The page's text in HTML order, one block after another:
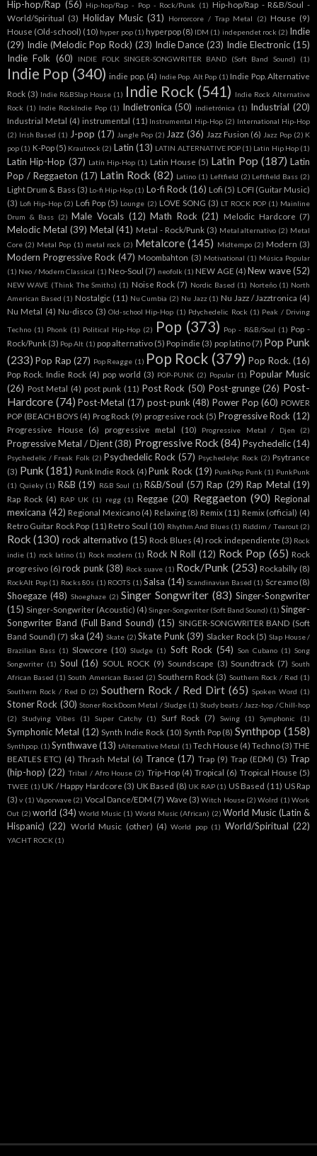
Hip-hop/Rap (56) Hip-hop/Rap - Pop - Rock/Punk (1) Hip-hop/Rap - R&B/Soul -
World/Spiritual (3) Holiday Music (31) Horrorcore / Trap Metal (2) House (9)
House (Old-school) (10) hyper pop (1) hyperpop (8) IDM (1) independet rock (2) Indie
(29) Indie (Melodic Pop Rock) (23) Indie Dance (23) Indie Electronic (15)
Indie Folk (60) INDIE FOLK SINGER-SONGWRITER BAND (Soft Band Sound) (1)
Indie Pop (340) indie pop. (4) Indie Pop. Alt Pop (1) Indie Pop. Alternative
Rock (3) Indie R&BSlap House (1) Indie Rock (541) Indie Rock Alternative
Rock (1) Indie RockIndie Pop (1) Indietronica (50) indietrónica (1) Industrial (20)
Industrial Metal (4) instrumental (11) Instrumental Hip-Hop (2) International Hip-Hop
(2) Irish Based (1) J-pop (17) Jangle Pop (2) Jazz (36) Jazz Fusion (6) Jazz Pop (2) K
pop (1) K-Pop (5) Krautrock (2) Latin (13) LATIN ALTERNATIVE POP (1) Latin Hip Hop (1)
Latin Hip-Hop (37) Latín Hip-Hop (1) Latin House (5) Latin Pop (187) Latin
Pop / Reggaeton (17) Latin Rock (82) Latino (1) Leftfield (2) Leftfield Bass (2)
Light Drum & Bass (3) Lo-fi Hip-Hop (1) Lo-fi Rock (16) Lofi (5) LOFI (Guitar Music)
(3) Lofi Hip-Hop (2) Lofi Pop (5) Lounge (2) LOVE SONG (3) LT ROCK POP (1) Mainline
Drum & Bass (2) Male Vocals (12) Math Rock (21) Melodic Hardcore (7)
Melodic Metal (39) Metal (41) Metal - Rock/Punk (3) Metal alternativo (2) Metal
Core (2) Metal Pop (1) metal rock (2) Metalcore (145) Midtempo (2) Modern (3)
Modern Progressive Rock (47) Moombahton (3) Motivational (1) Música Popular
(1) Neo / Modern Classical (1) Neo-Soul (7) neofolk (1) NEW AGE (4) New wave (52)
NEW WAVE (Think The Smiths) (1) Noise Rock (7) Nordic Based (1) Norteño (1) North
American Based (1) Nostalgic (11) Nu Cumbia (2) Nu Jazz (1) Nu Jazz / Jazztronica (4)
Nu Metal (4) Nu-disco (3) Old-school Hip-Hop (1) Pdychedelic Rock (1) Peak / Driving
Techno (1) Phonk (1) Political Hip-Hop (2) Pop (373) Pop - R&B/Soul (1) Pop -
Rock/Punk (3) Pop Alt (1) pop alternativo (5) Pop indie (3) pop latino (7) Pop Punk
(233) Pop Rap (27) Pop Reagge (1) Pop Rock (379) Pop Rock. (16)
Pop Rock. Indie Rock (4) pop world (3) POP-PUNK (2) Popular (1) Popular Music
(26) Post Metal (4) post punk (11) Post Rock (50) Post-grunge (26) Post-
Hardcore (74) Post-Metal (17) post-punk (48) Power Pop (60) POWER
POP (BEACH BOYS (4) Prog Rock (9) progresive rock (5) Progressive Rock (12)
Progressive House (6) progressive metal (10) Progressive Metal / Djen (2)
Progressive Metal / Djent (38) Progressive Rock (84) Psychedelic(14)
Psychedelic / Freak Folk (2) Psychedelic Rock (57) Psychedelyc Rock (2) Psytrance
(3) Punk (181) Punk Indie Rock (4) Punk Rock (19) PunkPop Punk (1) PunkPunk
(1) Quieky (1) R&B (19) R&B Soul (1) R&B/Soul (57) Rap (29) Rap Metal (19)
Rap Rock (4) RAP UK (1) regg (1) Reggae (20) Reggaeton (90) Regional
mexicana (42) Regional Mexicano (4) Relaxing (8) Remix (11) Remix (official) (4)
Retro Guitar Rock Pop (11) Retro Soul (10) Rhythm And Blues (1) Riddim / Tearout (2)
Rock (130) rock alternativo (15) Rock Blues (4) rock independiente (3) Rock
indie (1) rock latino (1) Rock modern (1) Rock N Roll (12) Rock Pop (65) Rock
progresivo (6) rock punk (38) Rock suave (1) Rock/Punk (253) Rockabilly (8)
RockAlt Pop (1) Rocks 80s (1) ROOTS (1) Salsa (14) Scandinavian Based (1) Screamo (8)
Shoegaze (48) Shoeghaze (2) Singer Songwriter (83) Singer-Songwriter
(15) Singer-Songwriter (Acoustic) (4) Singer-Songwriter (Soft Band Sound) (1) Singer-
Songwriter Band (Full Band Sound) (15) SINGER-SONGWRITER BAND (Soft
Band Sound) (7) ska (24) Skate (2) Skate Punk (39) Slacker Rock (5) Slap House /
Brazilian Bass (1) Slowcore (10) Sludge (1) Soft Rock (54) Son Cubano (1) Song
Songwriter (1) Soul (16) SOUL ROCK (9) Soundscape (3) Soundtrack (7) South
African Based (1) South American Based (2) Southern Rock (3) Southern Rock / Red (1)
Southern Rock / Red D (2) Southern Rock / Red Dirt (65) Spoken Word (1)
Stoner Rock (30) Stoner RockDoom Metal / Sludge (1) Study beats / Jazz-hop / Chill-hop
(2)
Studying Vibes (1) Super Catchy (1) Surf Rock (7) Swing (1) Symphonic (1)
Symphonic Metal (12) Synth Indie Rock (10) Synth Pop (8) Synthpop (158)
Synthpop. (1) Synthwave (13) tAlternative Metal (1) Tech House (4) Techno (3) THE
BEATLES ETC) (4) Thrash Metal (6) Trance (17) Trap (9) Trap (EDM) (5) Trap
(hip-hop) (22) Tribal / Afro House (2) Trip-Hop (4) Tropical (6) Tropical House (5)
TWEE (1) UK / Happy Hardcore (3) UK Based (8) UK RAP (1) US Based (11) US Rap
(3) v (1) Vaporwave (2) Vocal Dance/EDM (7) Wave (3) Witch House (2) Wolrd (1) Work
Out (2) world (34) World Music (1) World Music (African) (2) World Music (Latin &
Hispanic) (22) World Music (other) (4) World pop (1) World/Spiritual (22)
YACHT ROCK (1)